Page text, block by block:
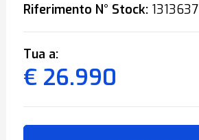
Riferimento N° Stock:1313637
Tua a:
€ 26.990